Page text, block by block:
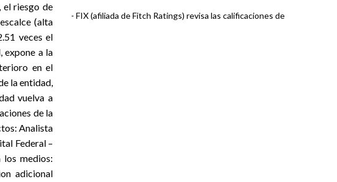
el riesgo de
(alta
veces el
expone a la
en el
la entidad,
vuelva a
de la
Analista
Federal –
medios:
adicional
- FIX (afiliada de Fitch Ratings) revisa las calificaciones de